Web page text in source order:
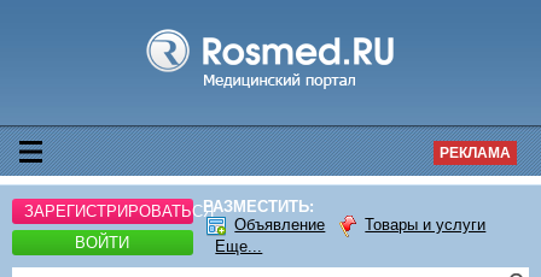
РЕКЛАМА
ЗАРЕГИСТРИРОВАТЬСЯ
ВОЙТИ
РАЗМЕСТИТЬ:
Объявление
Товары и услуги
Еще...